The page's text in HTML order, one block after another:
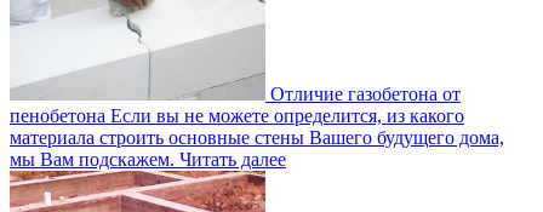
Отличие газобетона от
пенобетона Если вы не можете определится, из какого
материала строить основные стены Вашего будущего дома,
мы Вам подскажем. Читать далее